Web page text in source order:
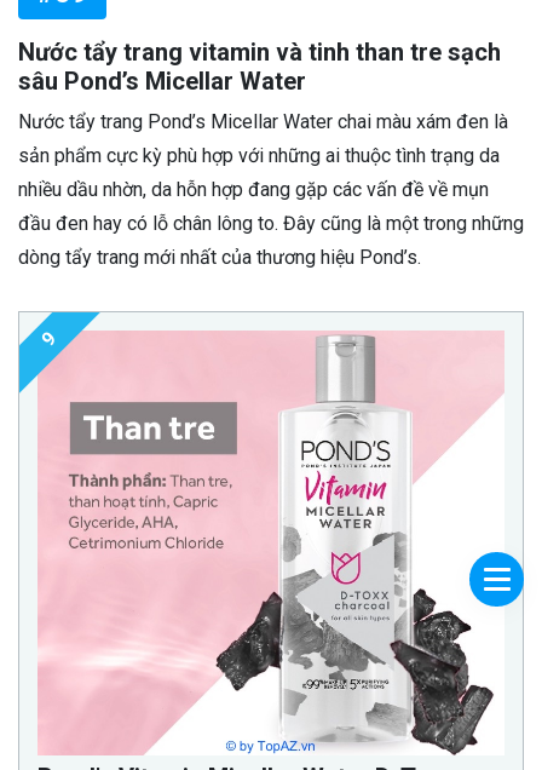
Nước tẩy trang vitamin và tinh than tre sạch
sâu Pond’s Micellar Water
Nước tẩy trang Pond’s Micellar Water chai màu xám đen là
sản phẩm cực kỳ phù hợp với những ai thuộc tình trạng da
nhiều dầu nhờn, da hỗn hợp đang gặp các vấn đề về mụn
đầu đen hay có lỗ chân lông to. Đây cũng là một trong những
dòng tẩy trang mới nhất của thương hiệu Pond’s.
9